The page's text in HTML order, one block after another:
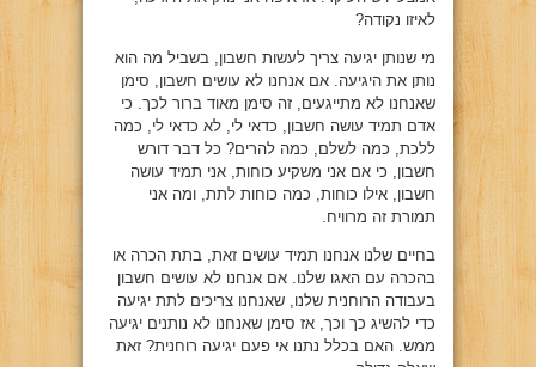
לאיזו נקודה?
מי שנותן יגיעה צריך לעשות חשבון, בשביל מה הוא
נותן את היגיעה. אם אנחנו לא עושים חשבון, סימן
שאנחנו לא מתייגעים, זה סימן מאוד ברור לכך. כי
אדם תמיד עושה חשבון, כדאי לי, לא כדאי לי, כמה
ללכת, כמה לשלם, כמה להרים? כל דבר דורש
חשבון, כי אם אני משקיע כוחות, אני תמיד עושה
חשבון, אילו כוחות, כמה כוחות לתת, ומה אני
תמורת זה מרוויח.
בחיים שלנו אנחנו תמיד עושים זאת, בתת הכרה או
בהכרה עם האגו שלנו. אם אנחנו לא עושים חשבון
בעבודה הרוחנית שלנו, שאנחנו צריכים לתת יגיעה
כדי להשיג כך וכך, אז סימן שאנחנו לא נותנים יגיעה
ממש. האם בכלל נתנו אי פעם יגיעה רוחנית? זאת